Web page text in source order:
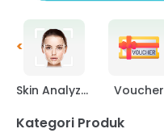
Skin Analyzer Voucher
<
Kategori Produk